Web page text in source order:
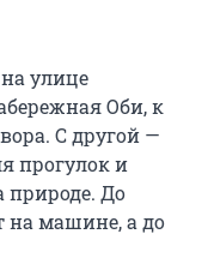
улице
Оби, к
С другой —
прогулок и
природе. До
на машине, а до